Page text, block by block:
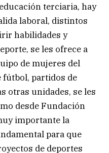
terciaria, hay
laboral, distintos
habilidades y
se les ofrece a
de mujeres del
fútbol, partidos de
otras unidades, se les
desde Fundación
importante la
para que
de deportes